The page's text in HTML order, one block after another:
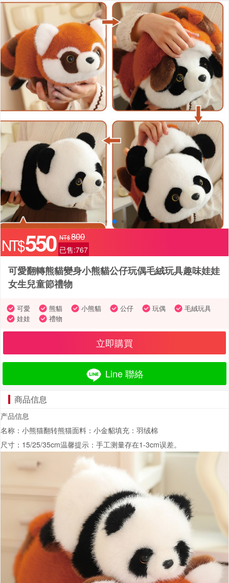
NT$550 NT$800
已售:767
可愛翻轉熊貓變身小熊貓公仔玩偶毛絨玩具趣味娃娃
女生兒童節禮物
可愛 熊貓 小熊貓 公仔 玩偶
毛絨玩具
娃娃
禮物
立即購買
Line 聯絡
商品信息
产品信息
名称：小熊猫翻转熊猫面料：小金貂填充：羽绒棉
尺寸：15/25/35cm温馨提示：手工测量存在1-3cm误差。